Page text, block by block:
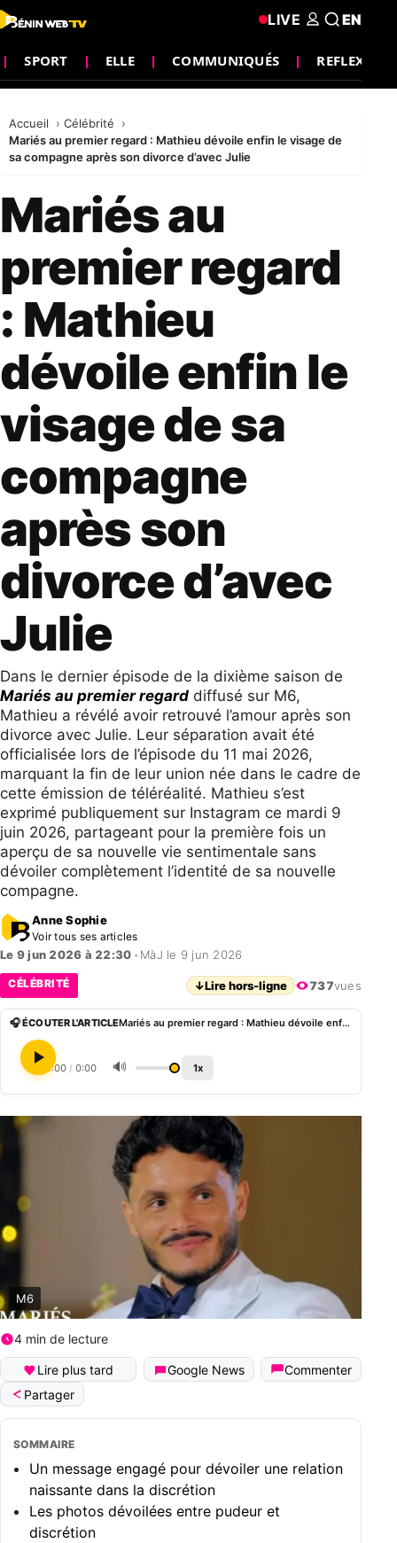
SPORT ELLE COMMUNIQUÉS
LIVE EN
Accueil
Célébrité
Mariés au premier regard : Mathieu dévoile enfin le visage de
sa compagne après son divorce d’avec Julie
Mariés au
premier regard
: Mathieu
dévoile enfin le
visage de sa
compagne
après son
divorce d’avec
Julie
Dans le dernier épisode de la dixième saison de
Mariés au premier regard diffusé sur M6,
Mathieu a révélé avoir retrouvé l’amour après son
divorce avec Julie. Leur séparation avait été
officialisée lors de l’épisode du 11 mai 2026,
marquant la fin de leur union née dans le cadre de
cette émission de téléréalité. Mathieu s’est
exprimé publiquement sur Instagram ce mardi 9
juin 2026, partageant pour la première fois un
aperçu de sa nouvelle vie sentimentale sans
dévoiler complètement l’identité de sa nouvelle
compagne.
Anne Sophie
Voir tous ses articles
Le 9 jun 2026 à 22:30 • MàJ le 9 jun 2026
CÉLÉBRITÉ ↓Lire hors-ligne 737vues
🎧 ÉCOUTER L'ARTICLE Mariés au premier regard : Mathieu dévoile enfin le visage de sa compagne après son divorce d’avec Julie
0:00 / 0:00 🔊 1x
M6
4 min de lecture
Lire plus tard Google News
Commenter
Partager
SOMMAIRE
Un message engagé pour dévoiler une relation
naissante dans la discrétion
Les photos dévoilées entre pudeur et
discrétion